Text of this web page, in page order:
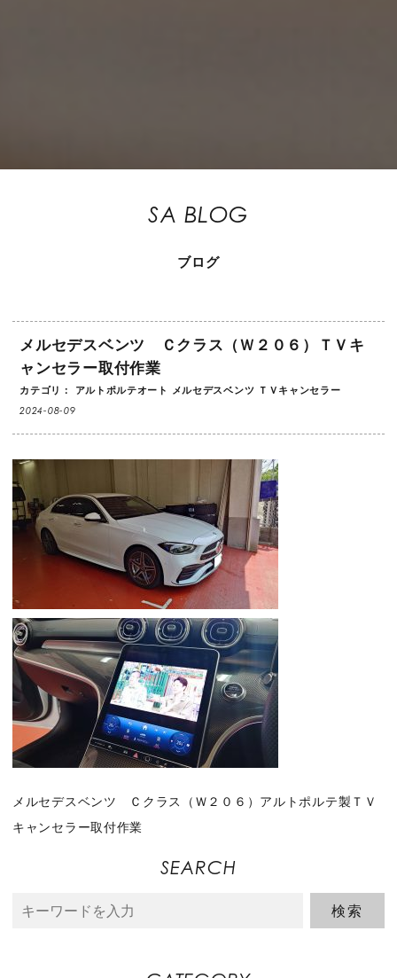
SA BLOG
ブログ
メルセデスベンツ Ｃクラス（Ｗ２０６）ＴＶキ
ャンセラー取付作業
カテゴリ： アルトポルテオート メルセデスベンツ ＴＶキャンセラー
2024-08-09
メルセデスベンツ Ｃクラス（Ｗ２０６）アルトポルテ製ＴＶ
キャンセラー取付作業
SEARCH